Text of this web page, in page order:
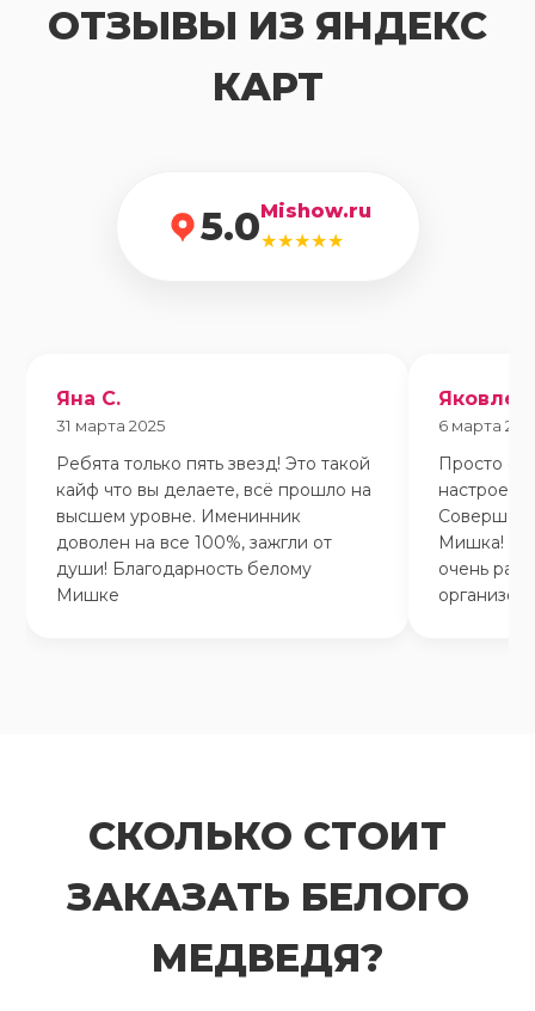
ОТЗЫВЫ ИЗ ЯНДЕКС
КАРТ
5.0Mishow.ru
★★★★★
Яна С.
31 марта 2025
Ребята только пять звезд! Это такой
кайф что вы делаете, всё прошло на
высшем уровне. Именинник
доволен на все 100%, зажгли от
души! Благодарность белому
Мишке
6 марта
Просто
Мишка!
очень
СКОЛЬКО СТОИТ
ЗАКАЗАТЬ БЕЛОГО
МЕДВЕДЯ?